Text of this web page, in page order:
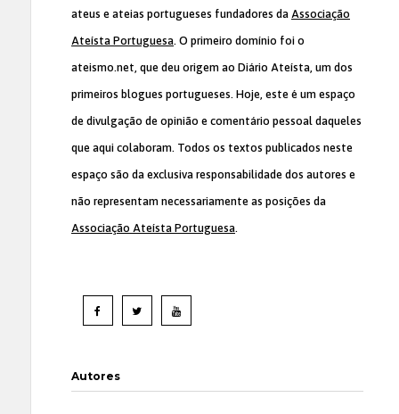
ateus e ateias portugueses fundadores da Associação
Ateísta Portuguesa. O primeiro domínio foi o
ateismo.net, que deu origem ao Diário Ateísta, um dos
primeiros blogues portugueses. Hoje, este é um espaço
de divulgação de opinião e comentário pessoal daqueles
que aqui colaboram. Todos os textos publicados neste
espaço são da exclusiva responsabilidade dos autores e
não representam necessariamente as posições da
Associação Ateísta Portuguesa.
Autores